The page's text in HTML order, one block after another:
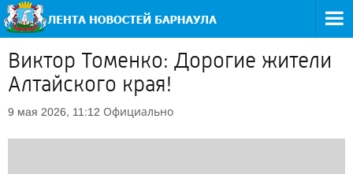
Виктор Томенко: Дорогие жители
Алтайского края!
9 мая 2026, 11:12 Официально